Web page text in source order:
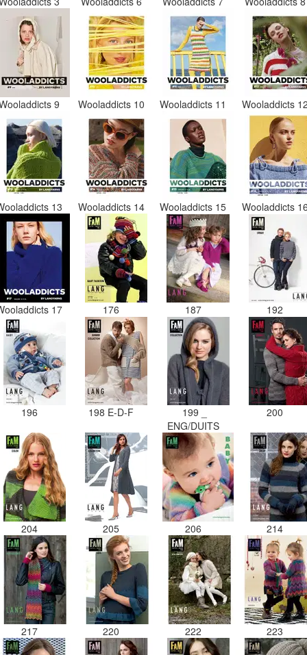
9 Wooladdicts 10 Wooladdicts 11 Wooladdicts
13 Wooladdicts 14 Wooladdicts 15 Wooladdicts
17 176 187 192
196 198 E-D-F
199 _
ENG/DUITS
200
204 205 206 214
217 220 222 223